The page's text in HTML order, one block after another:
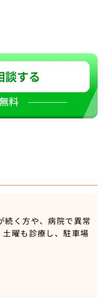
続く方や、病院で異常
曜も診療し、駐車場